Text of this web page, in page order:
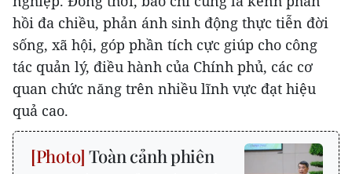
hồi đa chiều, phản ánh sinh động thực tiễn đời
sống, xã hội, góp phần tích cực giúp cho công
tác quản lý, điều hành của Chính phủ, các cơ
quan chức năng trên nhiều lĩnh vực đạt hiệu
quả cao.
Toàn cảnh phiên